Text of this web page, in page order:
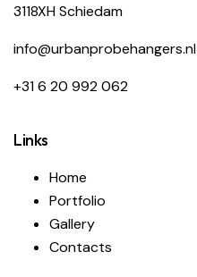
3118XH Schiedam
info@urbanprobehangers.nl
+31 6 20 992 062
Links
Home
Portfolio
Gallery
Contacts